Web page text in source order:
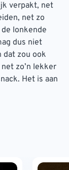
verpakt, net
net zo
lonkende
dus niet
dat zou ook
zo’n lekker
Het is aan